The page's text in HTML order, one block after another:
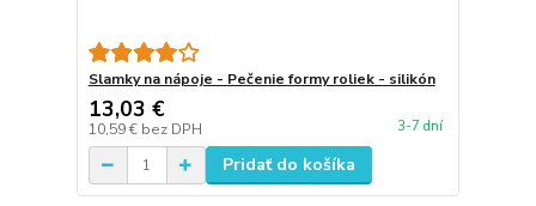
Slamky na nápoje - Pečenie formy roliek - silikón
13,03 €
10,59 € bez DPH 3-7 dní
Pridať do košíka